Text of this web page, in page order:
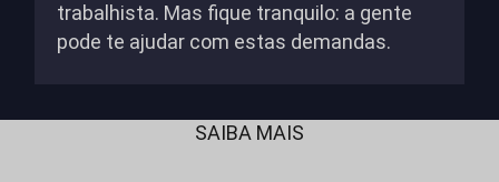
trabalhista. Mas fique tranquilo: a gente
pode te ajudar com estas demandas.
SAIBA MAIS